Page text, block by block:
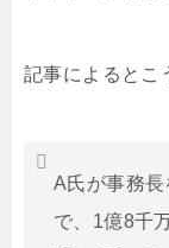
記事によるとこ
A氏が事務長
で、1億8千